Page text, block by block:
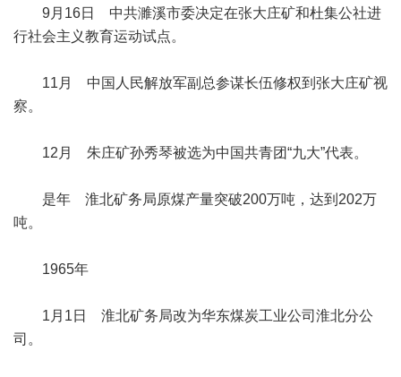
9月16日 中共濉溪市委决定在张大庄矿和杜集公社进
行社会主义教育运动试点。
11月 中国人民解放军副总参谋长伍修权到张大庄矿视
察。
12月 朱庄矿孙秀琴被选为中国共青团“九大”代表。
是年 淮北矿务局原煤产量突破200万吨，达到202万
吨。
1965年
1月1日 淮北矿务局改为华东煤炭工业公司淮北分公
司。